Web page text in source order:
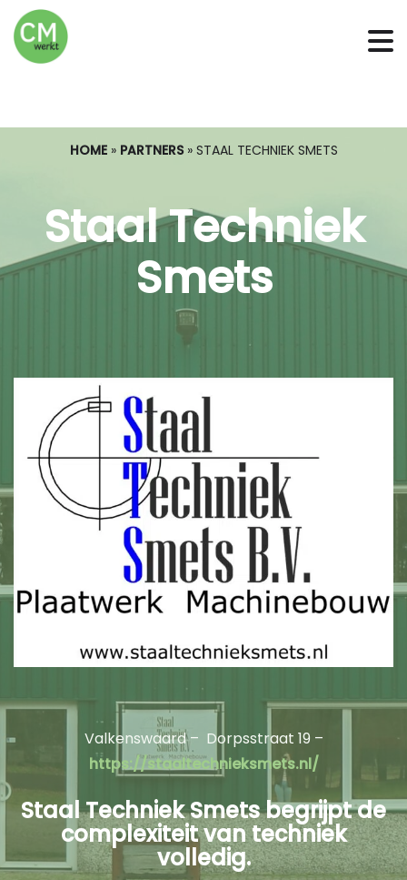
HOME» PARTNERS» STAAL TECHNIEK SMETS
Staal Techniek
Smets
Valkenswaard – Dorpsstraat 19 –
https://staaltechnieksmets.nl/
Staal Techniek Smets begrijpt de
complexiteit van techniek
volledig.